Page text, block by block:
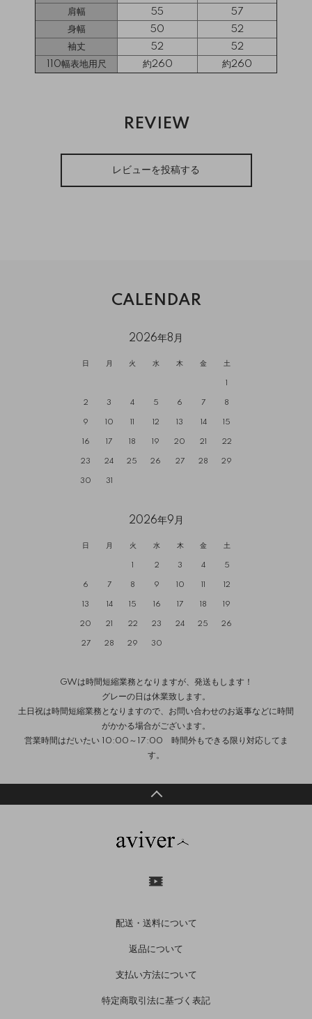
肩幅
55
57
身幅
50
52
袖丈
52
52
110幅表地用尺
約260 約260
REVIEW
レビューを投稿する
CALENDAR
2026年8月
日 月 火 水 木 金 土
1
2 3 4 5 6 7 8
9 10 11 12 13 14 15
16 17 18 19 20 21 22
23 24 25 26 27 28 29
30 31
2026年9月
日 月 火 水 木 金 土
1 2 3 4 5
6 7 8 9 10 11 12
13 14 15 16 17 18 19
20 21 22 23 24 25 26
27 28 29 30
GWは時間短縮業務となりますが、発送もします！
グレーの日は休業致します。
土日祝は時間短縮業務となりますので、お問い合わせのお返事などに時間
がかかる場合がございます。
営業時間はだいたい 10:00～17:00 時間外もできる限り対応してま
す。
配送・送料について
返品について
支払い方法について
特定商取引法に基づく表記